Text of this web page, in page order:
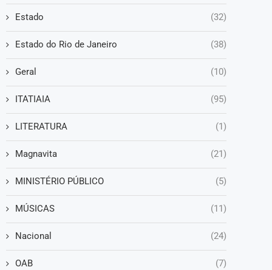
Estado (32)
Estado do Rio de Janeiro (38)
Geral (10)
ITATIAIA (95)
LITERATURA (1)
Magnavita (21)
MINISTÉRIO PÚBLICO (5)
MÚSICAS (11)
Nacional (24)
OAB (7)